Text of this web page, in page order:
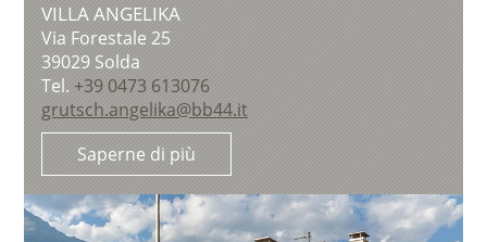
VILLA ANGELIKA
Via Forestale 25
39029Solda
Tel.+39 0473 613076
grutsch.angelika@bb44.it
Saperne di più